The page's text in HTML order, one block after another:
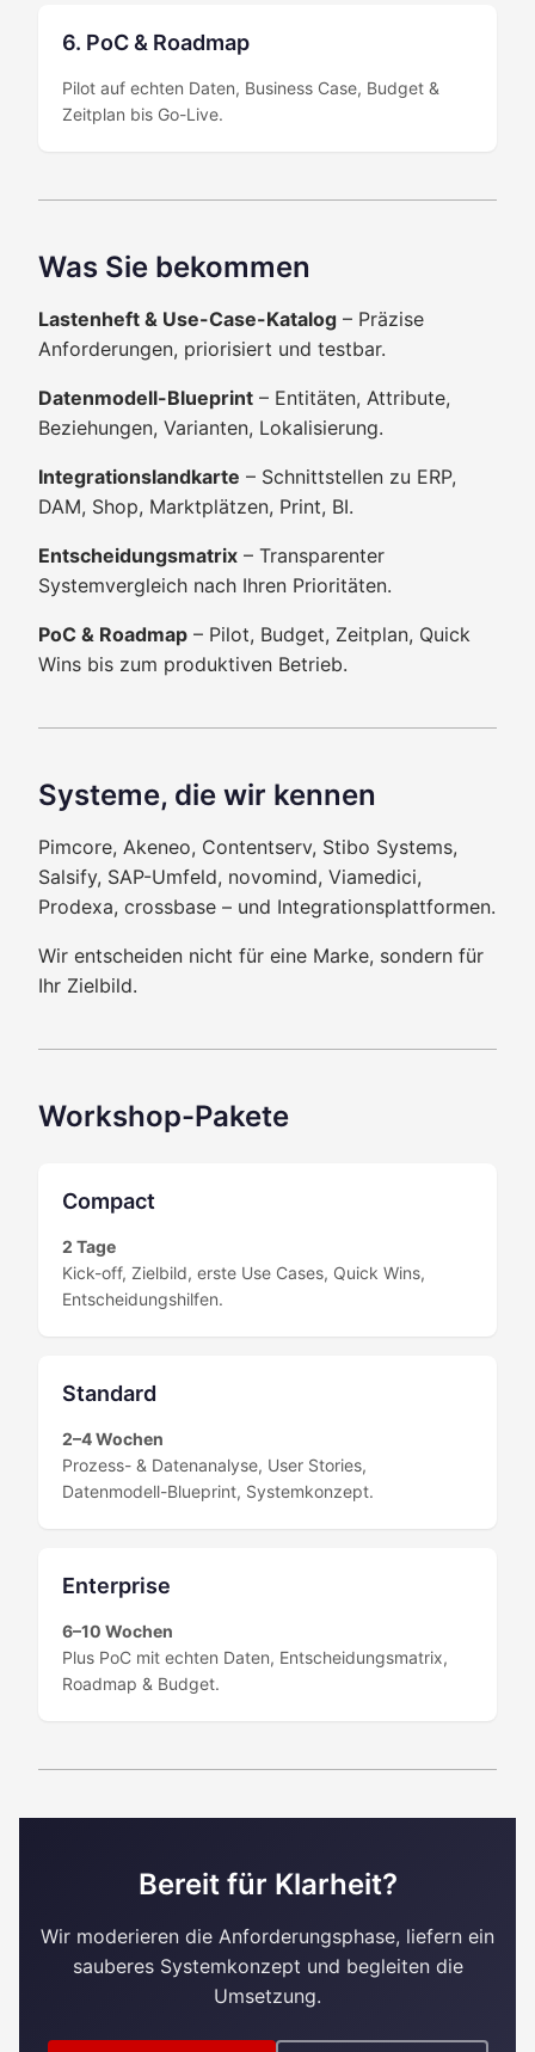
6. PoC & Roadmap
Pilot auf echten Daten, Business Case, Budget &
Zeitplan bis Go-Live.
Was Sie bekommen
Lastenheft & Use-Case-Katalog – Präzise
Anforderungen, priorisiert und testbar.
Datenmodell-Blueprint – Entitäten, Attribute,
Beziehungen, Varianten, Lokalisierung.
Integrationslandkarte – Schnittstellen zu ERP,
DAM, Shop, Marktplätzen, Print, BI.
Entscheidungsmatrix – Transparenter
Systemvergleich nach Ihren Prioritäten.
PoC & Roadmap – Pilot, Budget, Zeitplan, Quick
Wins bis zum produktiven Betrieb.
Systeme, die wir kennen
Pimcore, Akeneo, Contentserv, Stibo Systems,
Salsify, SAP-Umfeld, novomind, Viamedici,
Prodexa, crossbase – und Integrationsplattformen.
Wir entscheiden nicht für eine Marke, sondern für
Ihr Zielbild.
Workshop-Pakete
Compact
2 Tage
Kick-off, Zielbild, erste Use Cases, Quick Wins,
Entscheidungshilfen.
Standard
2–4 Wochen
Prozess- & Datenanalyse, User Stories,
Datenmodell-Blueprint, Systemkonzept.
Enterprise
6–10 Wochen
Plus PoC mit echten Daten, Entscheidungsmatrix,
Roadmap & Budget.
Bereit für Klarheit?
Wir moderieren die Anforderungsphase, liefern ein
sauberes Systemkonzept und begleiten die
Umsetzung.